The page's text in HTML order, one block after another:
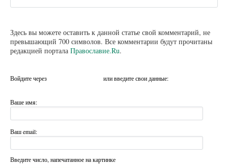
Здесь вы можете оставить к данной статье свой комментарий, не
превышающий 700 символов. Все комментарии будут прочитаны
редакцией портала Православие.Ru.
Войдите через или введите свои данные:
Ваше имя:
Ваш email:
Введите число, напечатанное на картинке